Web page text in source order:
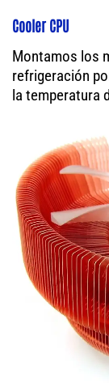
Cooler CPU
Montamos los
refrigeración
la temperatura